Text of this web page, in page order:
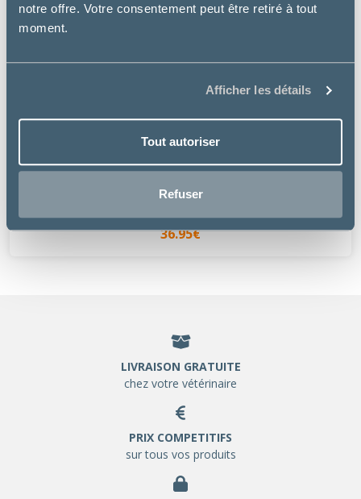
notre offre. Votre consentement peut être retiré à tout
moment.
Afficher les détails
Tout autoriser
Refuser
Rosewood
à partir de
36.95€
LIVRAISON GRATUITE
chez votre vétérinaire
PRIX COMPETITIFS
sur tous vos produits